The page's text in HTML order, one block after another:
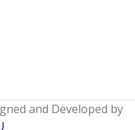
and Developed by